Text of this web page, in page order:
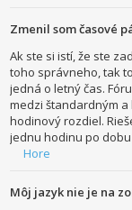
Zmenil som časové
Ak ste si istí, že ste
toho správneho, tak
jedná o letný čas.
medzi štandardným a
hodinový rozdiel.
jednu hodinu po
Hore
Môj jazyk nie je na